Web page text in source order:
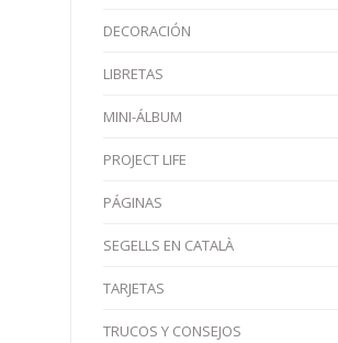
DECORACIÓN
LIBRETAS
MINI-ÁLBUM
PROJECT LIFE
PÁGINAS
SEGELLS EN CATALÀ
TARJETAS
TRUCOS Y CONSEJOS